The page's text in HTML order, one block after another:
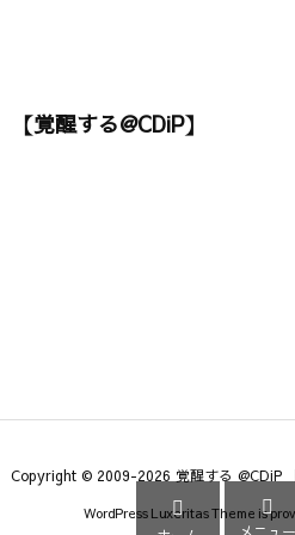
【覚醒する@CDiP】
Copyright © 2009-2026 覚醒する @CDiP
WordPress Luxeritas Theme is
 
メニュー